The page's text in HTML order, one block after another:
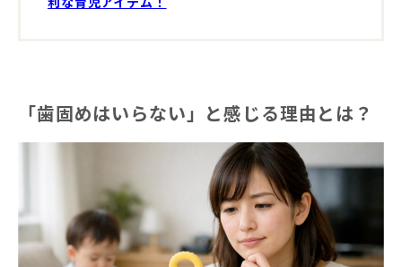
「歯固めはいらない」と感じる理由とは？